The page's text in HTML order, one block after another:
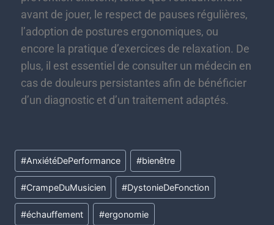
avant de jouer, le respect de pauses régulières,
l’adoption de postures ergonomiques, ou
encore la pratique d’exercices de relaxation. De
plus, il est essentiel de consulter un médecin en
cas de douleurs persistantes afin de bénéficier
d’un diagnostic et d’un traitement adaptés.
#AnxiétéDePerformance #bienêtre
#CrampeDuMusicien #DystonieDeFonction
#échauffement #ergonomie